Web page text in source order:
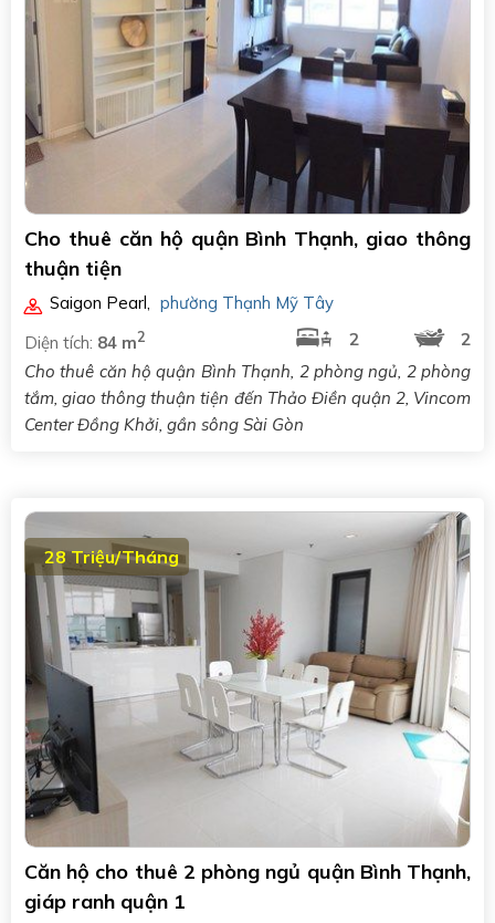
Cho thuê căn hộ quận Bình Thạnh, giao thông
thuận tiện
Saigon Pearl, phường Thạnh Mỹ Tây
Diện tích: 84 m2 2
2
Cho thuê căn hộ quận Bình Thạnh, 2 phòng ngủ, 2 phòng
tắm, giao thông thuận tiện đến Thảo Điền quận 2, Vincom
Center Đồng Khởi, gần sông Sài Gòn
28 Triệu/Tháng
Căn hộ cho thuê 2 phòng ngủ quận Bình Thạnh,
giáp ranh quận 1